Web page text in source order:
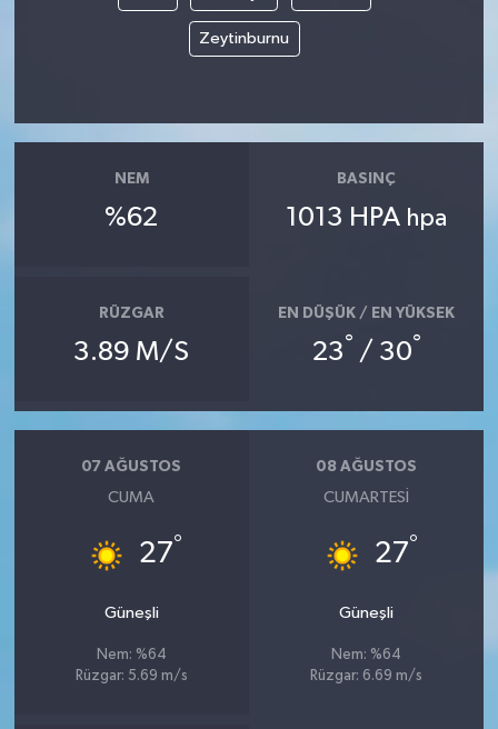
Zeytinburnu
NEM
%62
BASINÇ
1013 HPA hpa
RÜZGAR
3.89 M/S
EN DÜŞÜK / EN YÜKSEK
23° / 30°
07 AĞUSTOS
CUMA
27°
Güneşli
Nem: %64
Rüzgar: 5.69 m/s
08 AĞUSTOS
CUMARTESI
27°
Güneşli
Nem: %64
Rüzgar: 6.69 m/s